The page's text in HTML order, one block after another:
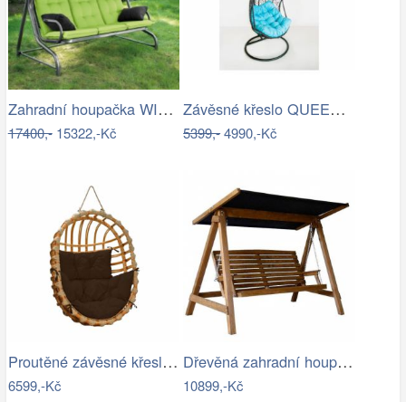
Zahradní houpačka WIENN - GD
17400,-15322,-Kč
Závěsné křeslo QUEEN, modrý sedák
5399,-4990,-Kč
Proutěné závěsné křeslo Lena, přírodní…
6599,-Kč
Dřevěná zahradní houpačka Lucas pro 4…
10899,-Kč